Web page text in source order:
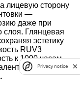
лицевую сторону
—
даже при
слоя. Глянцевая
эстетику
RUV3
к 1000 часам
5 летPrivacy notice